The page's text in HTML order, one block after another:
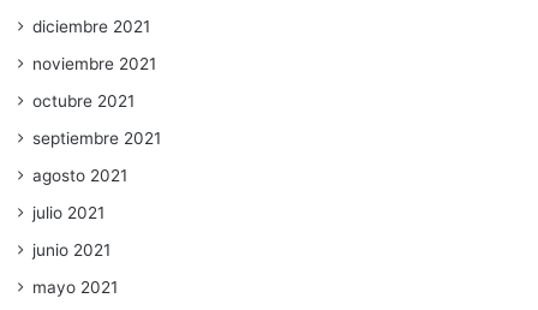
diciembre 2021
noviembre 2021
octubre 2021
septiembre 2021
agosto 2021
julio 2021
junio 2021
mayo 2021